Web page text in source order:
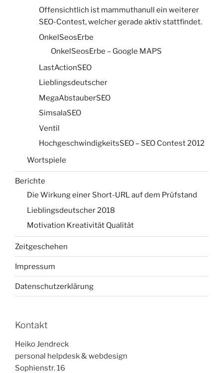
Offensichtlich ist mammuthanull ein weiterer
SEO-Contest, welcher gerade aktiv stattfindet.
OnkelSeosErbe
OnkelSeosErbe – Google MAPS
LastActionSEO
Lieblingsdeutscher
MegaAbstauberSEO
SimsalaSEO
Ventil
HochgeschwindigkeitsSEO – SEO Contest 2012
Wortspiele
Berichte
Die Wirkung einer Short-URL auf dem Prüfstand
Lieblingsdeutscher 2018
Motivation Kreativität Qualität
Zeitgeschehen
Impressum
Datenschutzerklärung
Kontakt
Heiko Jendreck
personal helpdesk & webdesign
Sophienstr. 16